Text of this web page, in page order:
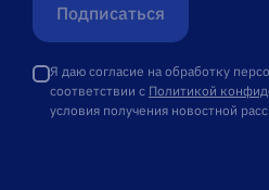
Подписаться
Я даю согласие на обработку
соответствии с Политикой
условия получения новостной